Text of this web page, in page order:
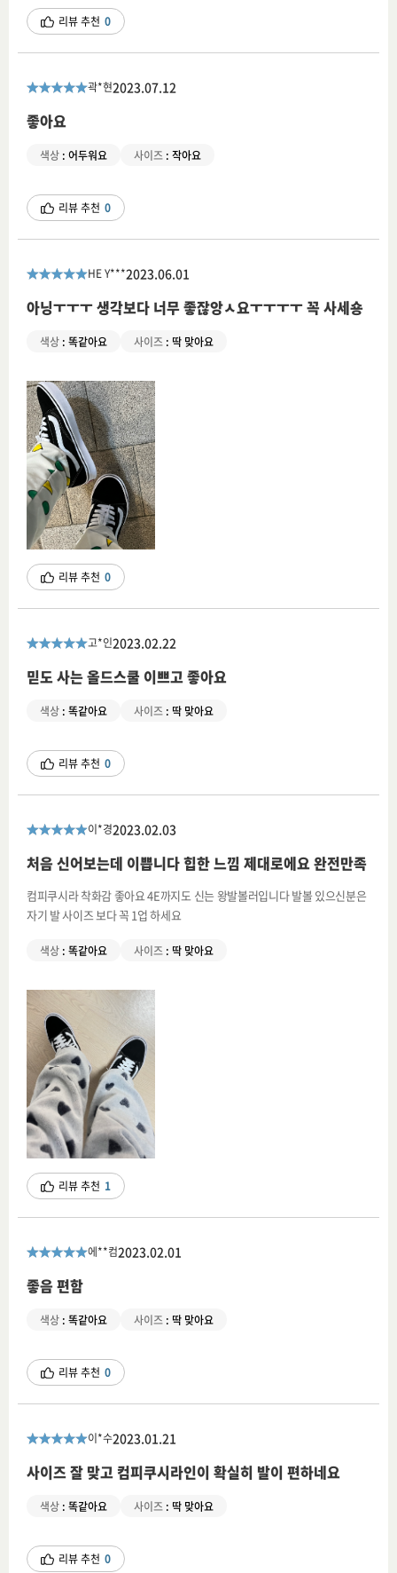
리뷰 추천 0
곽*현2023.07.12
좋아요
색상 : 어두워요 사이즈 : 작아요
리뷰 추천 0
HE Y***2023.06.01
아닝ㅜㅜㅜ 생각보다 너무 좋잖앙ㅅ요ㅜㅜㅜㅜ 꼭 사세숑
색상 : 똑같아요 사이즈 : 딱 맞아요
리뷰 추천 0
고*인2023.02.22
믿도 사는 올드스쿨 이쁘고 좋아요
색상 : 똑같아요 사이즈 : 딱 맞아요
리뷰 추천 0
이*경2023.02.03
처음 신어보는데 이쁩니다 힙한 느낌 제대로에요 완전만족
컴피쿠시라 착화감 좋아요 4E까지도 신는 왕발볼러입니다 발볼 있으신분은
자기 발 사이즈 보다 꼭 1업 하세요
색상 : 똑같아요 사이즈 : 딱 맞아요
리뷰 추천 1
에**컴2023.02.01
좋음 편함
색상 : 똑같아요 사이즈 : 딱 맞아요
리뷰 추천 0
이*수2023.01.21
사이즈 잘 맞고 컴피쿠시라인이 확실히 발이 편하네요
색상 : 똑같아요 사이즈 : 딱 맞아요
리뷰 추천 0